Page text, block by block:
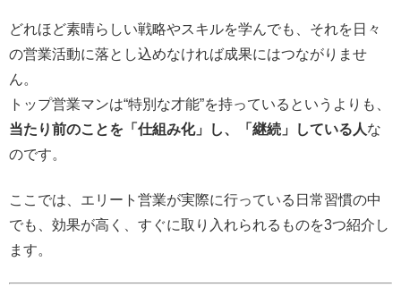
どれほど素晴らしい戦略やスキルを学んでも、それを日々
の営業活動に落とし込めなければ成果にはつながりませ
ん。
トップ営業マンは“特別な才能”を持っているというよりも、
当たり前のことを「仕組み化」し、「継続」している人な
のです。
ここでは、エリート営業が実際に行っている日常習慣の中
でも、効果が高く、すぐに取り入れられるものを3つ紹介し
ます。